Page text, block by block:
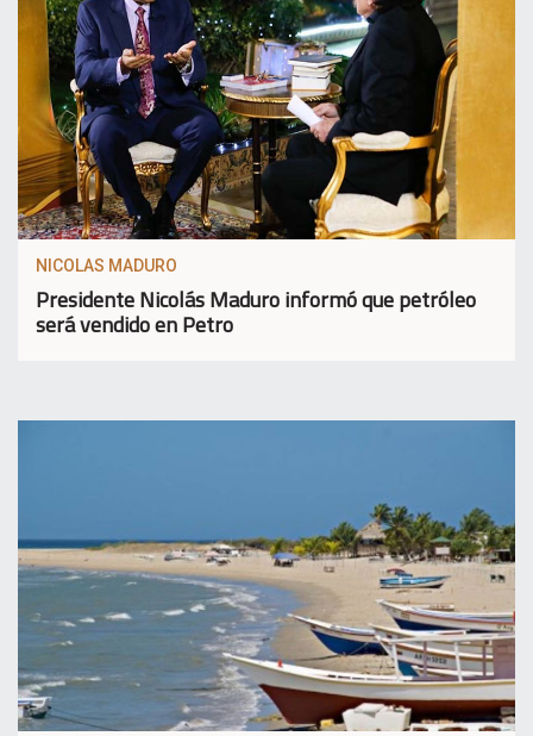
NICOLAS MADURO
Presidente Nicolás Maduro informó que petróleo
será vendido en Petro